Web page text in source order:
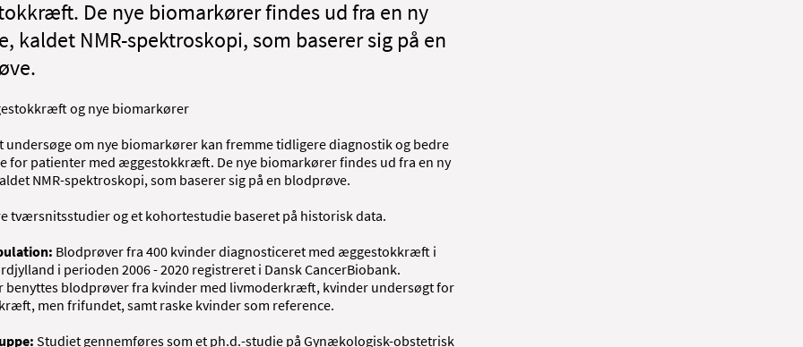
De nye biomarkører findes ud fra en ny
kaldet NMR-spektroskopi, som baserer sig på en
og nye biomarkører
undersøge om nye biomarkører kan fremme tidligere diagnostik og bedre
for patienter med æggestokkræft. De nye biomarkører findes ud fra en ny
NMR-spektroskopi, som baserer sig på en blodprøve.
tværsnitsstudier og et kohortestudie baseret på historisk data.
Blodprøver fra 400 kvinder diagnosticeret med æggestokkræft i
i perioden 2006 - 2020 registreret i Dansk CancerBiobank.
benyttes blodprøver fra kvinder med livmoderkræft, kvinder undersøgt for
men frifundet, samt raske kvinder som reference.
Studiet gennemføres som et ph.d.-studie på Gynækologisk-obstetrisk